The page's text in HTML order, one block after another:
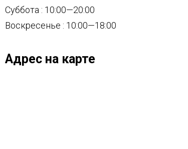
Суббота : 10:00—20:00
Воскресенье : 10:00—18:00
Адрес на карте